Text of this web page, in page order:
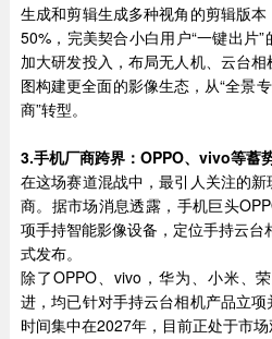
生成和剪辑生成多种视角的剪辑版
50%，完美契合小白用户“一键出片
加大研发投入，布局无人机、云台
图构建更全面的影像生态，从“全景
商”转型。
3.手机厂商跨界： OPPO、 vivo等蓄
在这场赛道混战中，最引人关注的
商。据市场消息透露，手机巨头
项手持智能影像设备，定位手持云
式发布。
除了OPPO、vivo，华为、小米、
进，均已针对手持云台相机产品立
时间集中在2027年，目前正处于市场